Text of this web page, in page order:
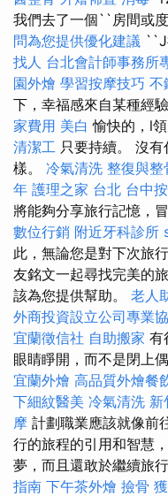
我們去了一個``房間或
問為您提供優化建議 ``J
找人 台北會計師事務所
園外燴 學習按摩技巧 不
下，幸福感來自某種經驗
家費用 美白 愉快的，l
清潔工 只要持續。 沒
樣。 冷氣清洗 整復與整
年 護理之家 台北 台中
將能夠分享旅行記憶，
數位行銷 附近牙科診所
此，無論您是對下次旅
友銘文一起尋找完美的
該為您提供幫助。 老人
外商投資設立公司專業
宜蘭徵信社 自助搬家 有
眼睛睜開，而不是閉上
宜蘭外燴 高品質外燴餐
下細紋醫美 冷氣清洗 新
摩 計劃職業應該就像前
行的旅程的引用和智慧
夢，而且還敢於繼續旅行
指南 下午茶外燴 撿骨